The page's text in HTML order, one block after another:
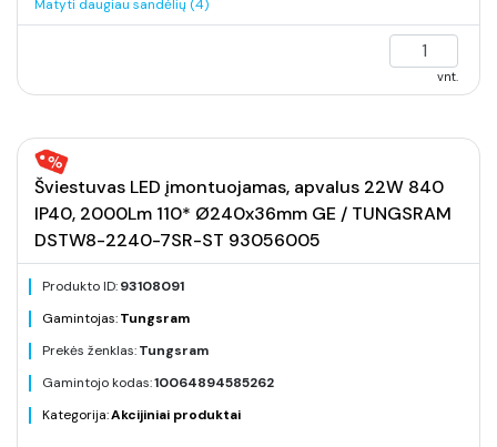
Matyti daugiau sandėlių (4)
vnt.
Šviestuvas LED įmontuojamas, apvalus 22W 840
IP40, 2000Lm 110* Ø240x36mm GE / TUNGSRAM
DSTW8-2240-7SR-ST 93056005
Produkto ID:93108091
Gamintojas:Tungsram
Prekės ženklas:Tungsram
Gamintojo kodas:10064894585262
Kategorija:Akcijiniai produktai